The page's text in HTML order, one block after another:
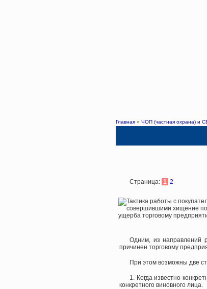
Главная » ЧОП (частная охрана) и
Страница: 1 2
Одним, из направлений
причинен торговому
При этом возможны две
1. Когда известно
конкретного виновного лица.